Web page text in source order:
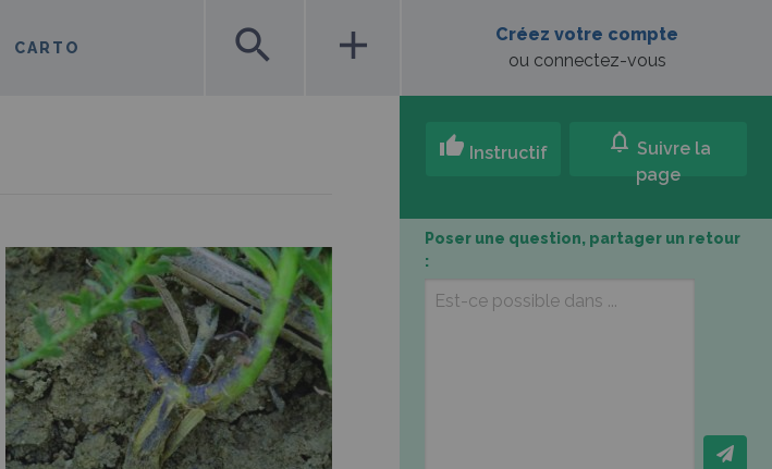
CARTO search add
Créez votre compte
ou connectez-vous
thumb_up Instructif notifications Suivre la
page
Poser une question, partager un retour
: